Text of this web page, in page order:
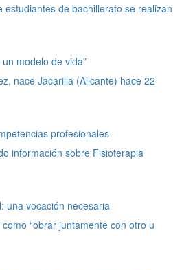
estudiantes de bachillerato se realizan
modelo de vida”
nace Jacarilla (Alicante) hace 22
profesionales
información sobre Fisioterapia
una vocación necesaria
“obrar juntamente con otro u